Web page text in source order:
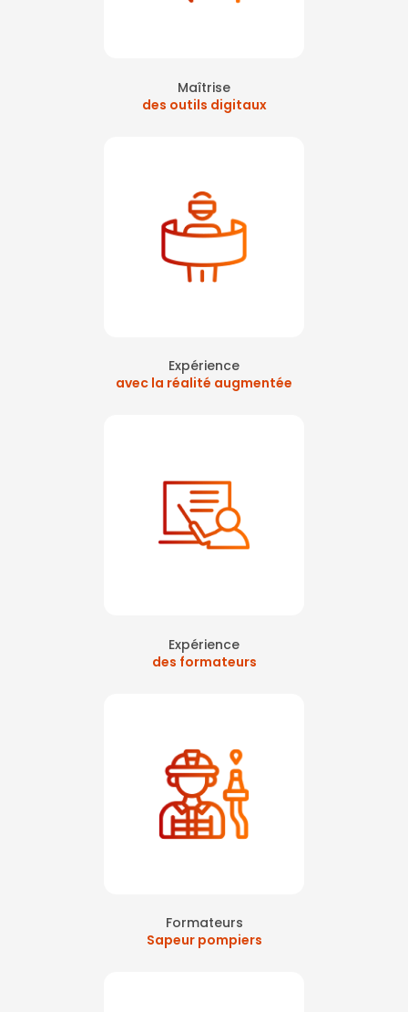
Maîtrise
des outils digitaux
Expérience
avec la réalité augmentée
Expérience
des formateurs
Formateurs
Sapeur pompiers